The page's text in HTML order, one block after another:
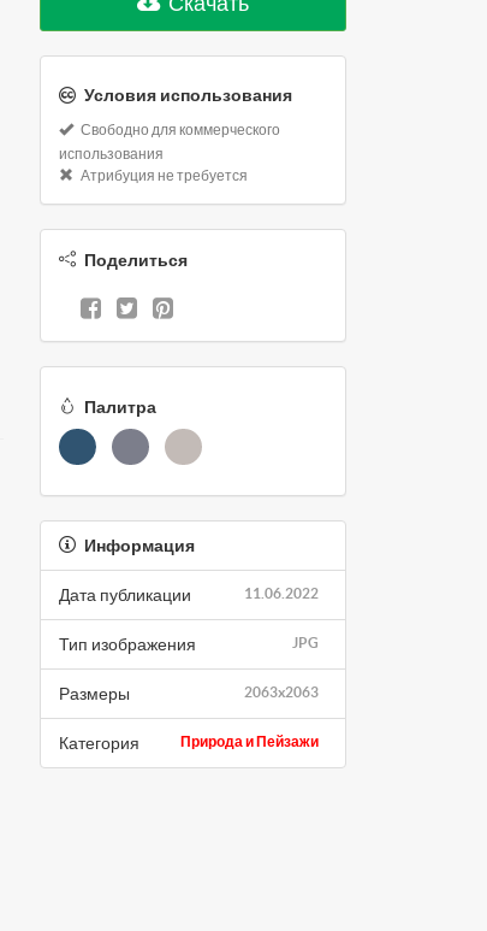
Условия использования
Свободно для коммерческого
использования
Атрибуция не требуется
Поделиться
Палитра
Информация
11.06.2022
Дата публикации
JPG
Тип изображения
2063x2063
Размеры
Природа и Пейзажи
Категория